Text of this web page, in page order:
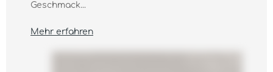
Geschmack...
Mehr erfahren